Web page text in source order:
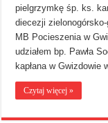
pielgrzymkę śp. ks.
diecezji
MB Pocieszenia w
udziałem bp. Pawła
kapłana w
Czytaj więcej »